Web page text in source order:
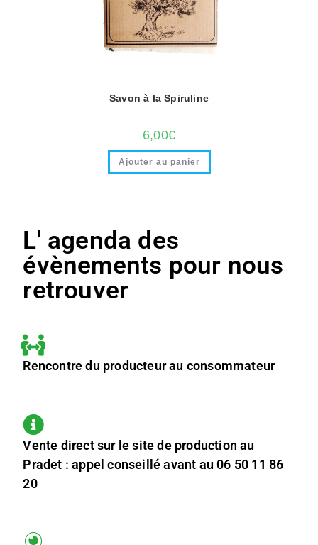
Savon à la Spiruline
6,00€
Ajouter au panier
L' agenda des
évènements pour nous
retrouver
Rencontre du producteur au consommateur
Vente direct sur le site de production au
Pradet : appel conseillé avant au 06 50 11 86
20